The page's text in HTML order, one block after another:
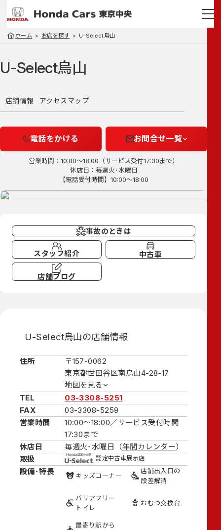
ホーム お店を探す U-Select烏山
U-Select烏山
店舗情報 アクセスマップ
営業時間：10:00～18:00（サービス受付17:30まで）
休店日：毎週火･水曜日
【電話受付時間】10:00～18:00
電話をかける お問合せ一覧
事故のときは
スタッフ紹介 中古車
店舗ブログ
U-Select烏山の店舗情報
住所
〒157-0062
東京都世田谷区南烏山4-28-17
地図を見る
TEL
03-3308-5251
FAX
03-3308-5259
営業時間
10:00～18:00／サービス受付時間
17:30まで
休店日
毎週火･水曜日（年間カレンダー）
取扱
認定中古車展示店
設備･特長 キッズコーナー
店舗出入口の
段差解消
バリアフリー
トイレ
おむつ交換台
最寄り駅から